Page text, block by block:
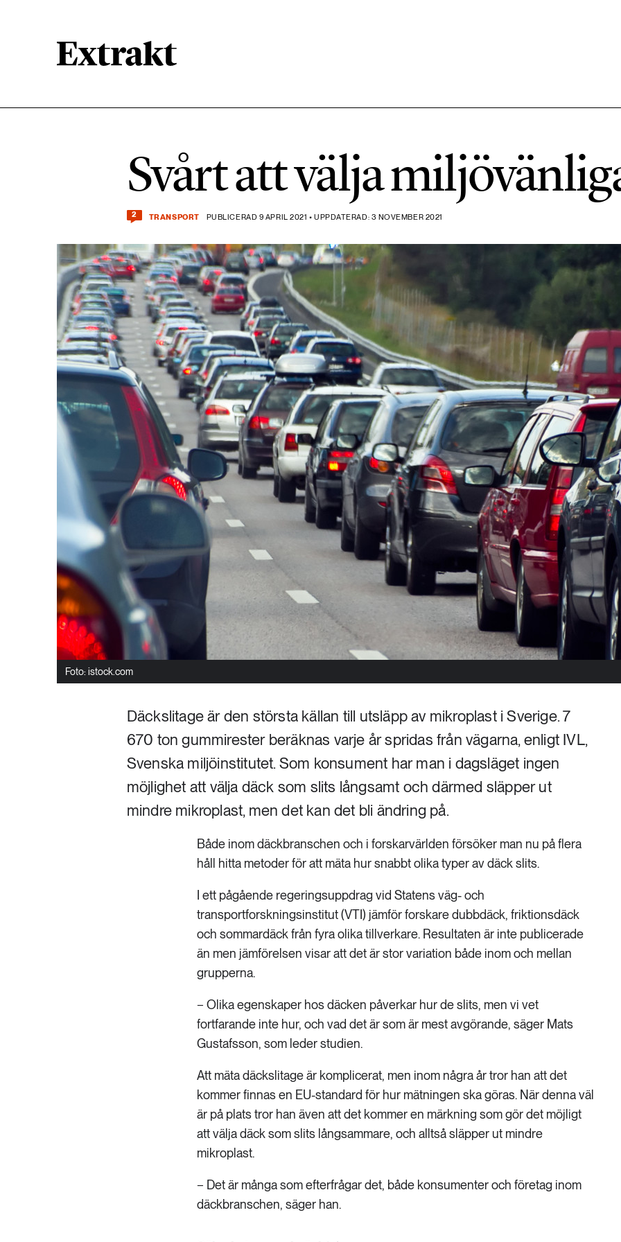
Kemikalier
1492 ARTIKLAR
Klimat
360 ARTIKLAR
Social hållbarhet
189 ARTIKLAR
Transport
Svårt att välja
2 TRANSPORT PUBLICERAD 9 APRIL 2021 • UPPDATERAD: 3 NOVEMBER 2021
Foto: istock.com
Däckslitage är den största källan till utsläpp av mikroplast i Sverige. 7
670 ton gummirester beräknas varje år spridas från vägarna, enligt IVL,
Svenska miljöinstitutet. Som konsument har man i dagsläget ingen
möjlighet att välja däck som slits långsamt och därmed släpper ut
mindre mikroplast, men det kan det bli ändring på.
Både inom däckbranschen och i forskarvärlden försöker man nu på flera
håll hitta metoder för att mäta hur snabbt olika typer av däck slits.
I ett pågående regeringsuppdrag vid Statens väg- och
transportforskningsinstitut (VTI) jämför forskare dubbdäck, friktionsdäck
och sommardäck från fyra olika tillverkare. Resultaten är inte publicerade
än men jämförelsen visar att det är stor variation både inom och mellan
grupperna.
− Olika egenskaper hos däcken påverkar hur de slits, men vi vet
fortfarande inte hur, och vad det är som är mest avgörande, säger Mats
Gustafsson, som leder studien.
Att mäta däckslitage är komplicerat, men inom några år tror han att det
kommer finnas en EU-standard för hur mätningen ska göras. När denna väl
är på plats tror han även att det kommer en märkning som gör det möjligt
att välja däck som slits långsammare, och alltså släpper ut mindre
mikroplast.
− Det är många som efterfrågar det, både konsumenter och företag inom
däckbranschen, säger han.